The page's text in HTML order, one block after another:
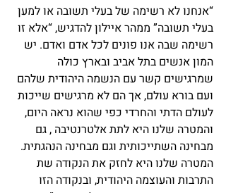
“אנחנו לא רשימה של בעלי תשובה או למען
בעלי תשובה” ממהר איילון להדגיש, “אלא זו
רשימה שבה אנו פונים לכל אדם ואדם. יש
המון אנשים בתל אביב ובארץ כולה
שמרגישים קשר עם הנשמה היהודית שלהם
ועם בורא עולם, אך הם לא מרגישים שייכות
לעולם הדתי והחרדי כפי שהוא נראה היום,
והמטרה שלנו היא לתת אלטרנטיבה , גם
מבחינה השתייכותית וגם מבחינה הנהגתית.
המטרה שלנו היא לחזק את הנקודה שת
התרבות והעוצמה היהודית, ובנקודה הזו